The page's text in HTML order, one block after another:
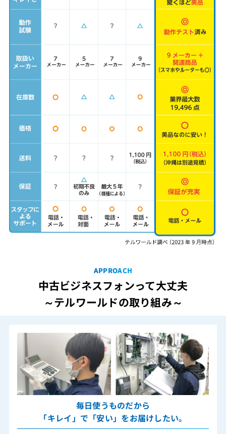
APPROACH
中古ビジネスフォンって大丈夫
～テルワールドの取り組み～
毎日使うものだから
「キレイ」で「安い」をお届けしたい。